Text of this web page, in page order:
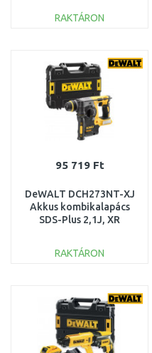
RAKTÁRON
Összehasonlítás
95 719 Ft
DeWALT DCH273NT-XJ
Akkus kombikalapács
SDS-Plus 2,1J, XR
nélkül) Tstak
RAKTÁRON
Összehasonlítás